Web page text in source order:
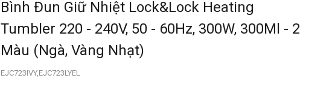
Bình Đun Giữ Nhiệt Lock&Lock Heating
Tumbler 220 - 240V, 50 - 60Hz, 300W, 300Ml - 2
Màu (Ngà, Vàng Nhạt)
EJC723IVY,EJC723LYEL